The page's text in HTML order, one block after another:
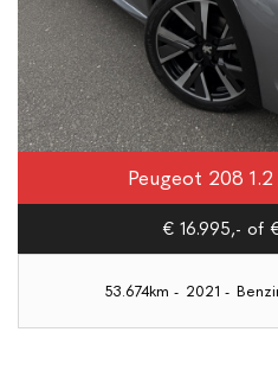
Peugeot 208
€ 16.995,- of
53.674km - 2021 -